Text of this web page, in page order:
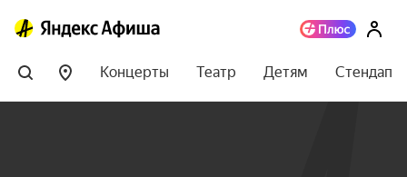
Концерты Театр Детям Стендап